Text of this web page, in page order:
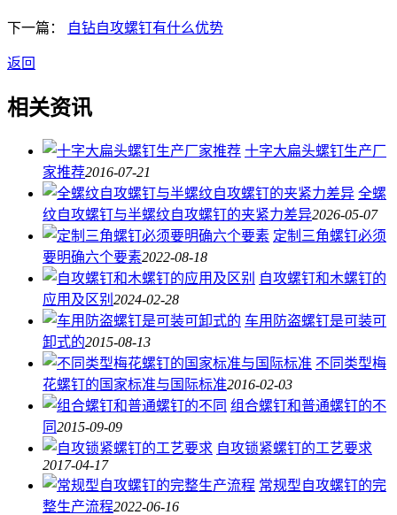
下一篇： 自钻自攻螺钉有什么优势
返回
相关资讯
十字大扁头螺钉生产厂
家推荐2016-07-21
全螺
纹自攻螺钉与半螺纹自攻螺钉的夹紧力差异2026-05-07
定制三角螺钉必须
要明确六个要素2022-08-18
自攻螺钉和木螺钉的
应用及区别 2024-02-28
车用防盗螺钉是可装可
卸式的2015-08-13
不同类型梅
花螺钉的国家标准与国际标准2016-02-03
组合螺钉和普通螺钉的不
同2015-09-09
自攻锁紧螺钉的工艺要求
2017-04-17
常规型自攻螺钉的完
整生产流程2022-06-16